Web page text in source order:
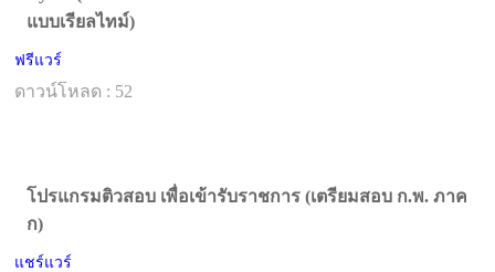
แบบเรียลไทม์)
ฟรีแวร์
ดาวน์โหลด : 52
โปรแกรมติวสอบ เพื่อเข้ารับราชการ (เตรียมสอบ ก.พ. ภาค
ก)
แชร์แวร์